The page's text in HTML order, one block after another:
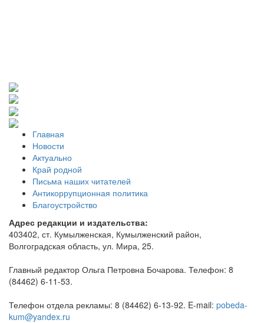
Главная
Новости
Актуально
Край родной
Письма наших читателей
Антикоррупционная политика
Благоустройство
Адрес редакции и издательства:
403402, ст. Кумылженская, Кумылженский район,
Волгоградская область, ул. Мира, 25.
Главный редактор Ольга Петровна Бочарова. Телефон: 8
(84462) 6-11-53.
Телефон отдела рекламы: 8 (84462) 6-13-92. E-mail: pobeda-
kum@yandex.ru